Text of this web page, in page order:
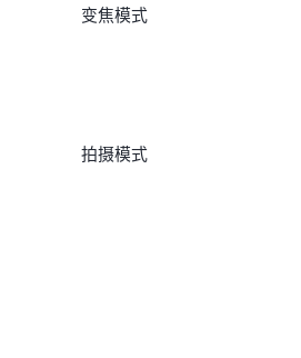
变焦模式
拍摄模式